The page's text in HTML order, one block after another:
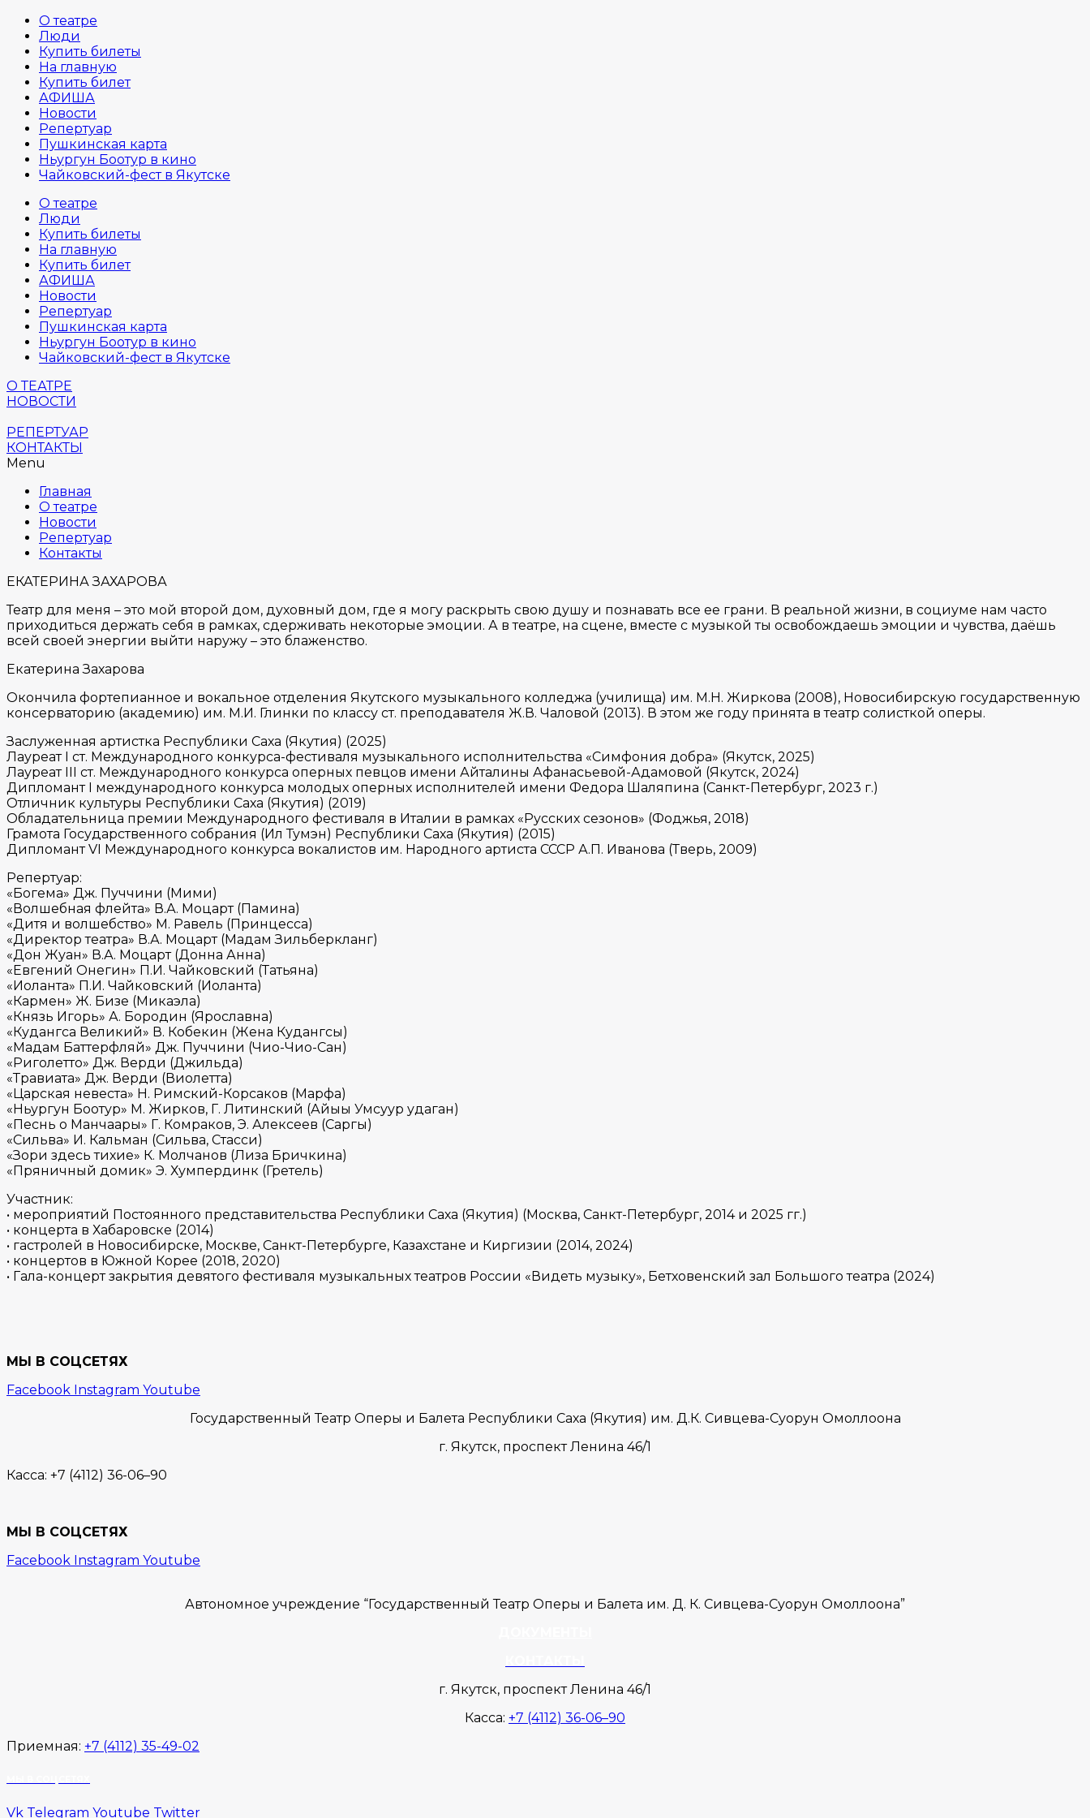
О театре
Люди
Купить билеты
На главную
Купить билет
АФИША
Новости
Репертуар
Пушкинская карта
Ньургун Боотур в кино
Чайковский-фест в Якутске
О театре
Люди
Купить билеты
На главную
Купить билет
АФИША
Новости
Репертуар
Пушкинская карта
Ньургун Боотур в кино
Чайковский-фест в Якутске
О ТЕАТРЕ
НОВОСТИ
РЕПЕРТУАР
КОНТАКТЫ
Menu
Главная
О театре
Новости
Репертуар
Контакты
ЕКАТЕРИНА ЗАХАРОВА
Театр для меня – это мой второй дом, духовный дом, где я могу раскрыть свою душу и познавать все ее грани. В реальной жизни, в социуме нам часто
приходиться держать себя в рамках, сдерживать некоторые эмоции. А в театре, на сцене, вместе с музыкой ты освобождаешь эмоции и чувства, даёшь
всей своей энергии выйти наружу – это блаженство.
Екатерина Захарова
Окончила фортепианное и вокальное отделения Якутского музыкального колледжа (училища) им. М.Н. Жиркова (2008), Новосибирскую государственную
консерваторию (академию) им. М.И. Глинки по классу ст. преподавателя Ж.В. Чаловой (2013). В этом же году принята в театр солисткой оперы.
Заслуженная артистка Республики Саха (Якутия) (2025)
Лауреат I ст. Международного конкурса-фестиваля музыкального исполнительства «Симфония добра» (Якутск, 2025)
Лауреат III ст. Международного конкурса оперных певцов имени Айталины Афанасьевой-Адамовой (Якутск, 2024)
Дипломант I международного конкурса молодых оперных исполнителей имени Федора Шаляпина (Санкт-Петербург, 2023 г.)
Отличник культуры Республики Саха (Якутия) (2019)
Обладательница премии Международного фестиваля в Италии в рамках «Русских сезонов» (Фоджья, 2018)
Грамота Государственного собрания (Ил Тумэн) Республики Саха (Якутия) (2015)
Дипломант VI Международного конкурса вокалистов им. Народного артиста СССР А.П. Иванова (Тверь, 2009)
Репертуар:
«Богема» Дж. Пуччини (Мими)
«Волшебная флейта» В.А. Моцарт (Памина)
«Дитя и волшебство» М. Равель (Принцесса)
«Директор театра» В.А. Моцарт (Мадам Зильберкланг)
«Дон Жуан» В.А. Моцарт (Донна Анна)
«Евгений Онегин» П.И. Чайковский (Татьяна)
«Иоланта» П.И. Чайковский (Иоланта)
«Кармен» Ж. Бизе (Микаэла)
«Князь Игорь» А. Бородин (Ярославна)
«Кудангса Великий» В. Кобекин (Жена Кудангсы)
«Мадам Баттерфляй» Дж. Пуччини (Чио-Чио-Сан)
«Риголетто» Дж. Верди (Джильда)
«Травиата» Дж. Верди (Виолетта)
«Царская невеста» Н. Римский-Корсаков (Марфа)
«Ньургун Боотур» М. Жирков, Г. Литинский (Айыы Умсуур удаган)
«Песнь о Манчаары» Г. Комраков, Э. Алексеев (Саргы)
«Сильва» И. Кальман (Сильва, Стасси)
«Зори здесь тихие» К. Молчанов (Лиза Бричкина)
«Пряничный домик» Э. Хумпердинк (Гретель)
Участник:
• мероприятий Постоянного представительства Республики Саха (Якутия) (Москва, Санкт-Петербург, 2014 и 2025 гг.)
• концерта в Хабаровске (2014)
• гастролей в Новосибирске, Москве, Санкт-Петербурге, Казахстане и Киргизии (2014, 2024)
• концертов в Южной Корее (2018, 2020)
• Гала-концерт закрытия девятого фестиваля музыкальных театров России «Видеть музыку», Бетховенский зал Большого театра (2024)
МЫ В СОЦСЕТЯХ
Facebook Instagram Youtube
Государственный Театр Оперы и Балета Республики Саха (Якутия) им. Д.К. Сивцева-Суорун Омоллоона
г. Якутск, проспект Ленина 46/1
Касса: +7 (4112) 36-06–90
МЫ В СОЦСЕТЯХ
Facebook Instagram Youtube
Автономное учреждение “Государственный Театр Оперы и Балета им. Д. К. Сивцева-Суорун Омоллоона”
г. Якутск, проспект Ленина 46/1
Касса: +7 (4112) 36-06–90
Приемная: +7 (4112) 35-49-02
Vk Telegram Youtube Twitter